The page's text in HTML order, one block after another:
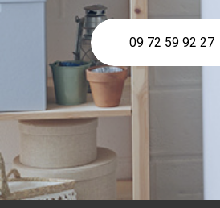
09 72 59 92 27